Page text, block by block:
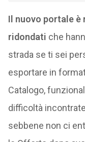
Il nuovo portale
ridondati che
strada se ti sei
esportare in
Catalogo,
difficoltà
sebbene non ci